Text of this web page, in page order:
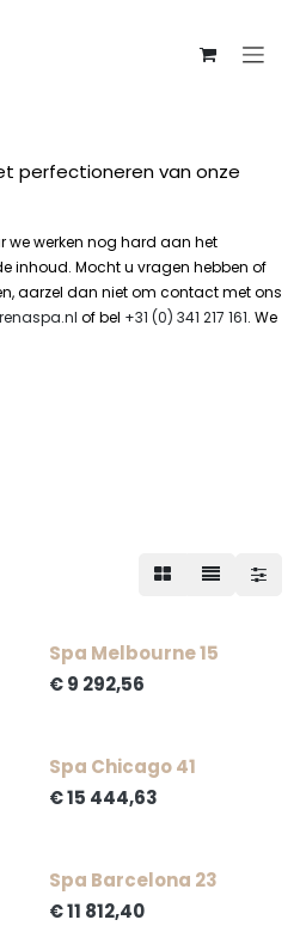
perfectioneren van onze
we werken nog hard aan het
inhoud. Mocht u vragen hebben of
aarzel dan niet om contact met ons
of bel +31 (0) 341 217 161. We
​Spa Melbourne 15
€9 292,56
Spa Chicago 41
€15 444,63
Spa Barcelona 23
€11 812,40